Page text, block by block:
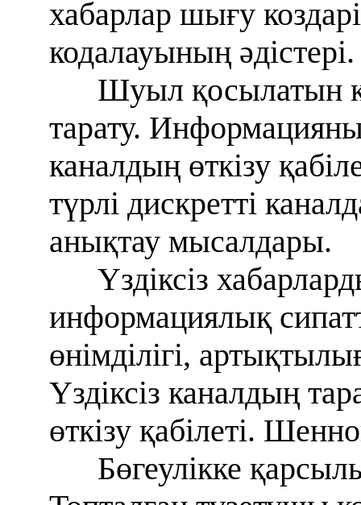
хабарлар шығу
кодалауының әдістері.
Шуыл қосылатын
тарату.
каналдың өткізу
түрлі дискретті
анықтау мысалдары.
Үздіксіз
информациялық
өнімділігі,
Үздіксіз каналдың
өткізу қабілеті.
Бөгеулікке